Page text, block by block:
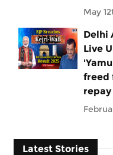
May
Delhi
Live
freed
Latest Stories